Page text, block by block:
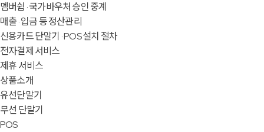
멤버쉽 · 국가바우처 승인 중계
매출 · 입금 등 정산관리
신용카드 단말기 · POS 설치 절차
전자결제 서비스
제휴 서비스
상품소개
유선단말기
무선 단말기
POS